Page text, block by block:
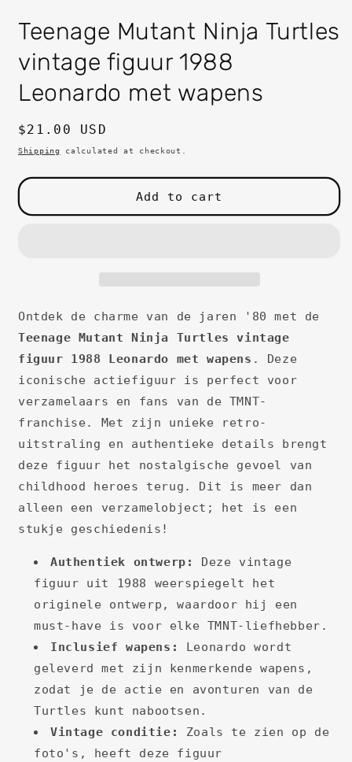
Teenage Mutant Ninja Turtles
vintage figuur 1988
Leonardo met wapens
Regular
price
$21.00 USD
Shipping calculated at checkout.
Add to cart
Ontdek de charme van de jaren '80 met de
Teenage Mutant Ninja Turtles vintage
figuur 1988 Leonardo met wapens . Deze
iconische actiefiguur is perfect voor
verzamelaars en fans van de TMNT-
franchise. Met zijn unieke retro-
uitstraling en authentieke details brengt
deze figuur het nostalgische gevoel van
childhood heroes terug. Dit is meer dan
alleen een verzamelobject; het is een
stukje geschiedenis!
Authentiek ontwerp:
Deze vintage
figuur uit 1988 weerspiegelt het
originele ontwerp, waardoor hij een
must-have is voor elke TMNT-liefhebber.
Inclusief wapens:
Leonardo wordt
geleverd met zijn kenmerkende wapens,
zodat je de actie en avonturen van de
Turtles kunt nabootsen.
Vintage conditie:
Zoals te zien op de
foto's, heeft deze figuur